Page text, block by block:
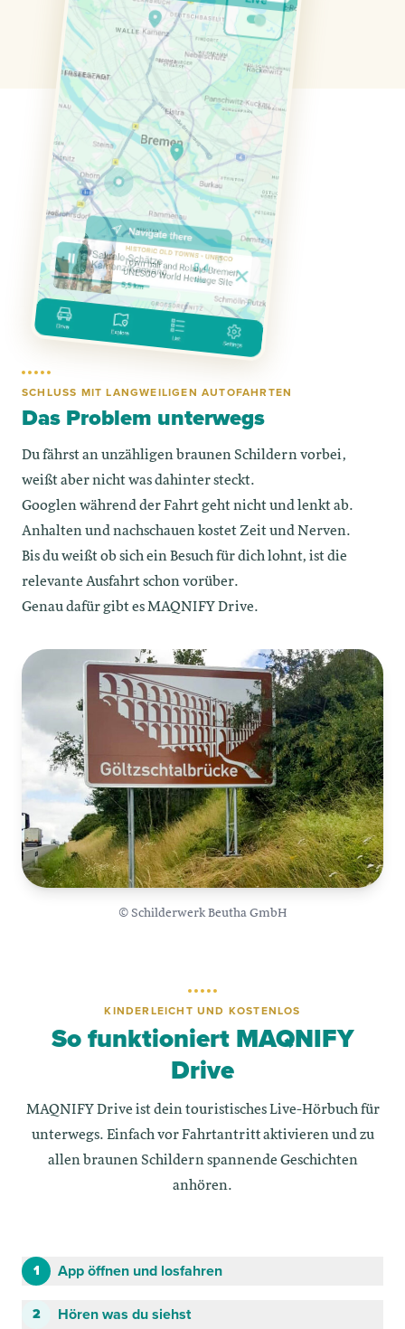
SCHLUSS MIT LANGWEILIGEN AUTOFAHRTEN
Das Problem unterwegs
Du fährst an unzähligen braunen Schildern vorbei,
weißt aber nicht was dahinter steckt.
Googlen während der Fahrt geht nicht und lenkt ab.
Anhalten und nachschauen kostet Zeit und Nerven.
Bis du weißt ob sich ein Besuch für dich lohnt, ist die
relevante Ausfahrt schon vorüber.
Genau dafür gibt es MAQNIFY Drive.
© Schilderwerk Beutha GmbH
KINDERLEICHT UND KOSTENLOS
So funktioniert MAQNIFY
Drive
MAQNIFY Drive ist dein touristisches Live-Hörbuch für
unterwegs. Einfach vor Fahrtantritt aktivieren und zu
allen braunen Schildern spannende Geschichten
anhören.
1 App öffnen und losfahren
2 Hören was du siehst